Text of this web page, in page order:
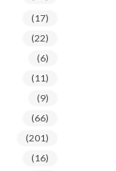
(17)
(22)
(6)
(11)
(9)
(66)
(201)
(16)